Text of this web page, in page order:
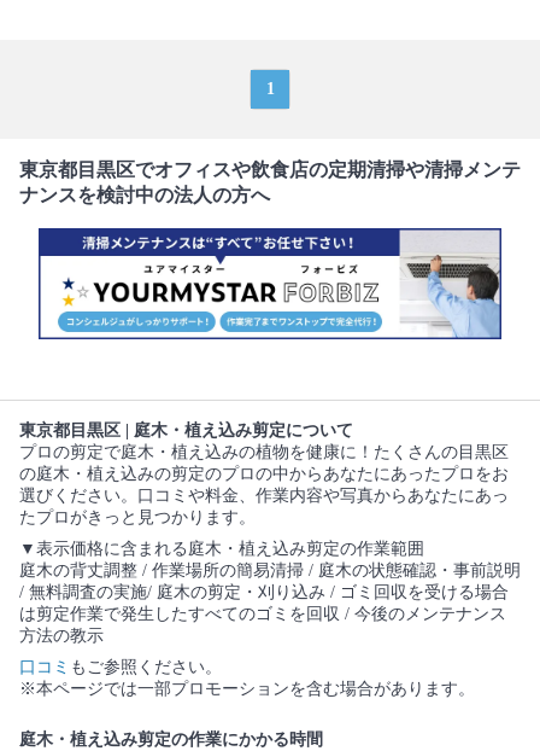
1
東京都目黒区でオフィスや飲食店の定期清掃や清掃メンテ
ナンスを検討中の法人の方へ
東京都目黒区 | 庭木・植え込み剪定について
プロの剪定で庭木・植え込みの植物を健康に！たくさんの目黒区
の庭木・植え込みの剪定のプロの中からあなたにあったプロをお
選びください。口コミや料金、作業内容や写真からあなたにあっ
たプロがきっと見つかります。
▼表示価格に含まれる庭木・植え込み剪定の作業範囲
庭木の背丈調整 / 作業場所の簡易清掃 / 庭木の状態確認・事前説明
/ 無料調査の実施/ 庭木の剪定・刈り込み / ゴミ回収を受ける場合
は剪定作業で発生したすべてのゴミを回収 / 今後のメンテナンス
方法の教示
口コミ もご参照ください。
※本ページでは一部プロモーションを含む場合があります。
庭木・植え込み剪定の作業にかかる時間